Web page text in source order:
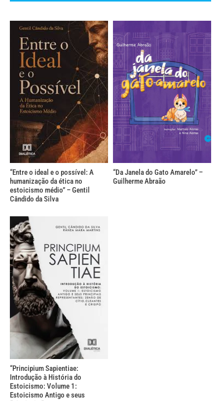
“Entre o ideal e o possível: A
humanização da ética no
estoicismo médio” – Gentil
Cândido da Silva
“Da Janela do Gato Amarelo” –
Guilherme Abraão
“Principium Sapientiae:
Introdução à História do
Estoicismo: Volume 1:
Estoicismo Antigo e seus